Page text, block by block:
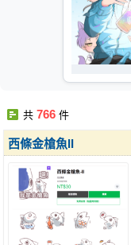
共766 件
西條金槍魚II